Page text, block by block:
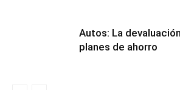
Autos: La
planes de ahorro